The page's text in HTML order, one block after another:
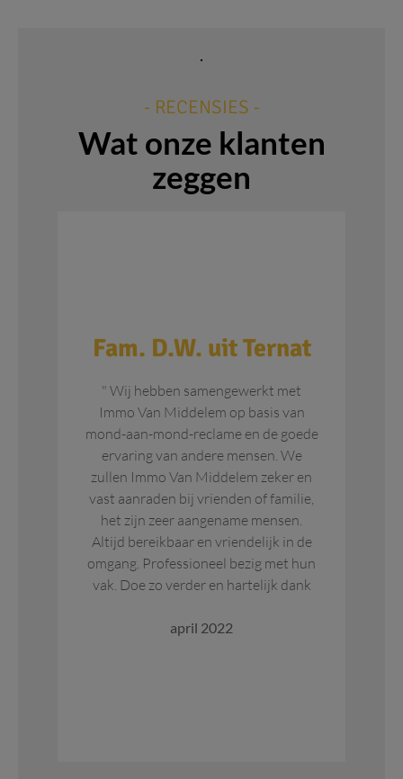
- RECENSIES -
Wat onze klanten
zeggen
Fam. D.W. uit Ternat
" Wij hebben samengewerkt met
Immo Van Middelem op basis van
mond-aan-mond-reclame en de goede
ervaring van andere mensen. We
zullen Immo Van Middelem zeker en
vast aanraden bij vrienden of familie,
het zijn zeer aangename mensen.
Altijd bereikbaar en vriendelijk in de
omgang. Professioneel bezig met hun
vak. Doe zo verder en hartelijk dank
april 2022